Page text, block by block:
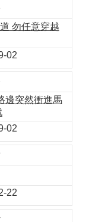
勿任意穿越
02
邊突然衝進馬
02
22